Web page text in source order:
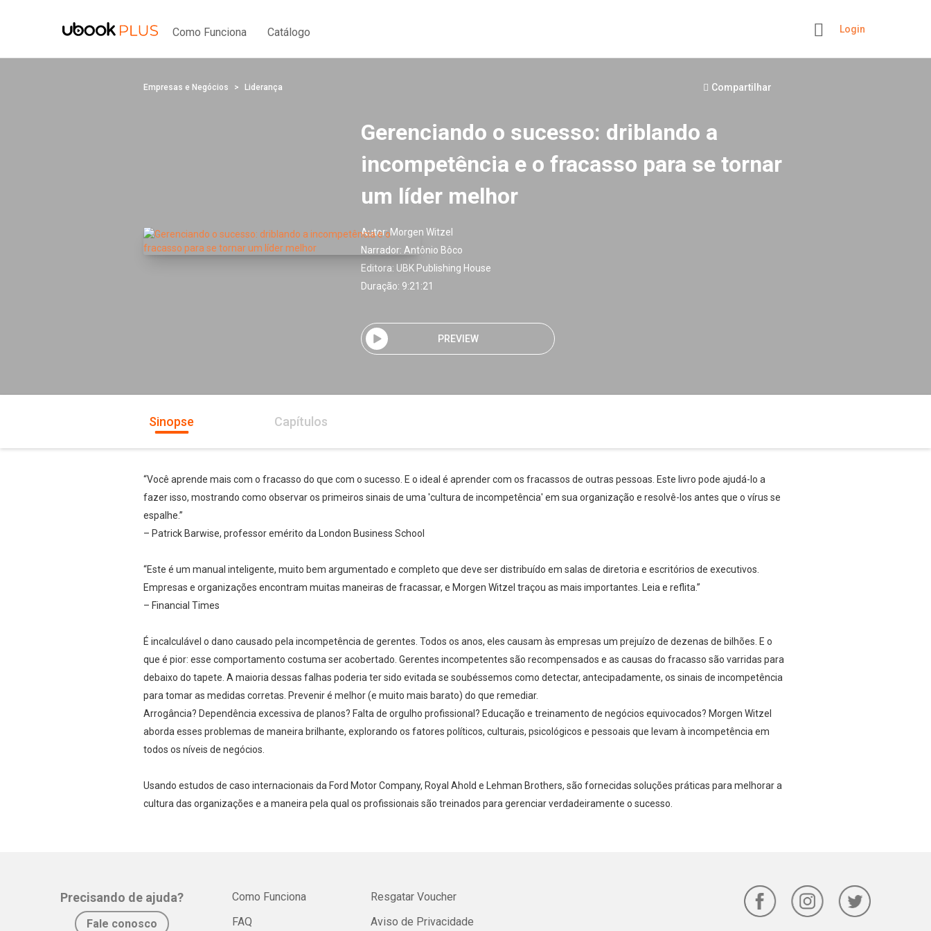
Como Funciona Catálogo Login
Empresas e Negócios Liderança Compartilhar
Gerenciando o sucesso: driblando a
incompetência e o fracasso para se tornar
um líder melhor
Autor:Morgen Witzel
Narrador: Antônio Bôco
Editora: UBK Publishing House
Duração: 9:21:21
PREVIEW
Sinopse Capítulos
“Você aprende mais com o fracasso do que com o sucesso. E o ideal é aprender com os fracassos de outras pessoas. Este livro pode ajudá-lo a
fazer isso, mostrando como observar os primeiros sinais de uma 'cultura de incompetência' em sua organização e resolvê-los antes que o vírus se
espalhe.”
– Patrick Barwise, professor emérito da London Business School
“Este é um manual inteligente, muito bem argumentado e completo que deve ser distribuído em salas de diretoria e escritórios de executivos.
Empresas e organizações encontram muitas maneiras de fracassar, e Morgen Witzel traçou as mais importantes. Leia e reflita.”
– Financial Times
É incalculável o dano causado pela incompetência de gerentes. Todos os anos, eles causam às empresas um prejuízo de dezenas de bilhões. E o
que é pior: esse comportamento costuma ser acobertado. Gerentes incompetentes são recompensados e as causas do fracasso são varridas para
debaixo do tapete. A maioria dessas falhas poderia ter sido evitada se soubéssemos como detectar, antecipadamente, os sinais de incompetência
para tomar as medidas corretas. Prevenir é melhor (e muito mais barato) do que remediar.
Arrogância? Dependência excessiva de planos? Falta de orgulho profissional? Educação e treinamento de negócios equivocados? Morgen Witzel
aborda esses problemas de maneira brilhante, explorando os fatores políticos, culturais, psicológicos e pessoais que levam à incompetência em
todos os níveis de negócios.
Usando estudos de caso internacionais da Ford Motor Company, Royal Ahold e Lehman Brothers, são fornecidas soluções práticas para melhorar a
cultura das organizações e a maneira pela qual os profissionais são treinados para gerenciar verdadeiramente o sucesso.
Precisando de ajuda?
Fale conosco
Como Funciona
FAQ
Resgatar Voucher
Aviso de Privacidade
Whatsapp Facebook Twitter E-mail